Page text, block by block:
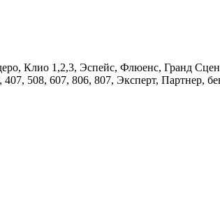
Клио 1,2,3, Эспейс, Флюенс, Гранд
508, 607, 806, 807, Эксперт, Партнер,